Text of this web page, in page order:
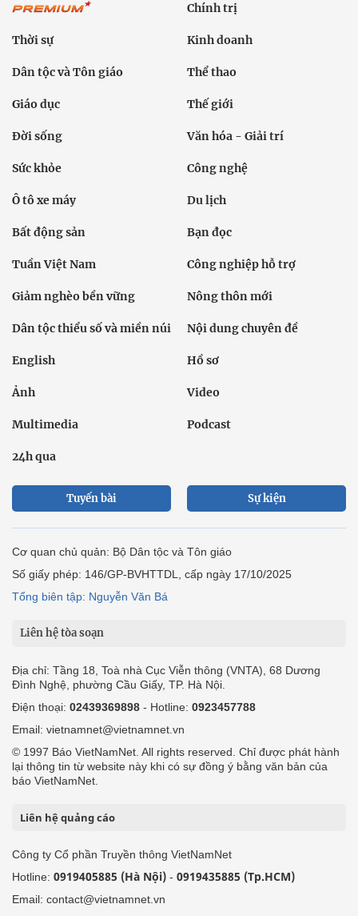
Chính trị
Thời sự Kinh doanh
Dân tộc và Tôn giáo Thể thao
Giáo dục Thế giới
Đời sống Văn hóa - Giải trí
Sức khỏe Công nghệ
Ô tô xe máy Du lịch
Bất động sản Bạn đọc
Tuần Việt Nam Công nghiệp hỗ trợ
Giảm nghèo bền vững Nông thôn mới
Dân tộc thiểu số và miền núi Nội dung chuyên đề
English Hồ sơ
Ảnh Video
Multimedia Podcast
24h qua
Tuyến bài Sự kiện
Cơ quan chủ quản: Bộ Dân tộc và Tôn giáo
Số giấy phép: 146/GP-BVHTTDL, cấp ngày 17/10/2025
Tổng biên tập: Nguyễn Văn Bá
Liên hệ tòa soạn
Địa chỉ: Tầng 18, Toà nhà Cục Viễn thông (VNTA), 68 Dương
Đình Nghệ, phường Cầu Giấy, TP. Hà Nội.
Điện thoại: 02439369898 - Hotline: 0923457788
Email: vietnamnet@vietnamnet.vn
© 1997 Báo VietNamNet. All rights reserved. Chỉ được phát hành
lại thông tin từ website này khi có sự đồng ý bằng văn bản của
báo VietNamNet.
Liên hệ quảng cáo
Công ty Cổ phần Truyền thông VietNamNet
Hotline: 0919405885 (Hà Nội) - 0919435885 (Tp.HCM)
Email: contact@vietnamnet.vn